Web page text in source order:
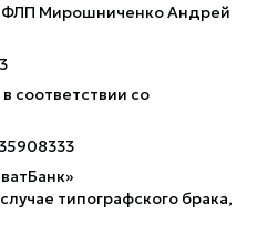
ФЛП Мирошниченко Андрей
соответствии со
типографского брака,